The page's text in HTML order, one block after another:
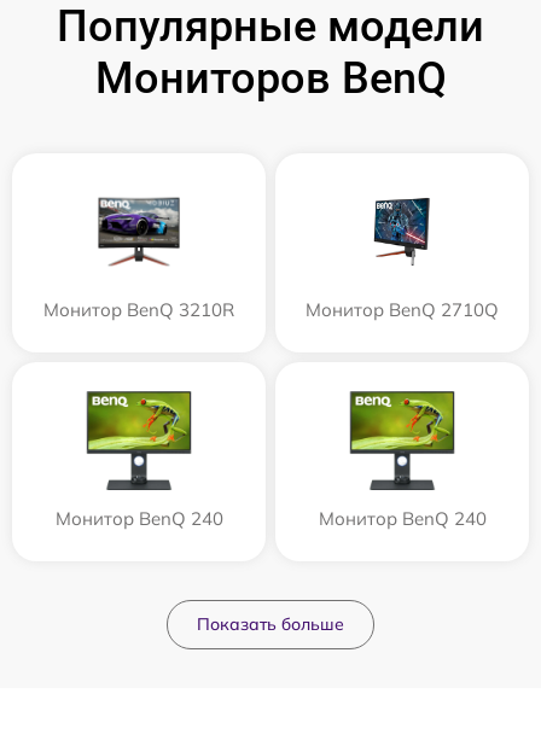
Популярные модели
Мониторов BenQ
Монитор BenQ 3210R Монитор BenQ 2710Q
Монитор BenQ 240 Монитор BenQ 240
Показать больше